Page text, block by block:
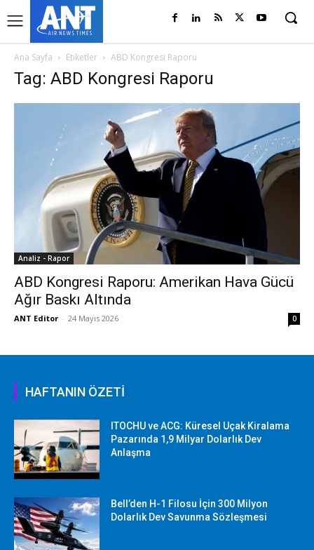
Ana Sayfa Etiketler ABD Kongresi Raporu
Tag: ABD Kongresi Raporu
Analiz - Rapor
ABD Kongresi Raporu: Amerikan Hava Gücü
Ağır Baskı Altında
ANT Editor - 24 Mayıs 2026 0
HAFTANIN ÖZETİ
ITOCHU ve ACG: Küresel Uçak Kiralama
Pazarında 1,9 Milyar Dolarlık Dev
Anlaşma
Bell’den H-1 Filosu İçin 300 Milyon
Dolarlık Dev Savunma Sözleşmesi